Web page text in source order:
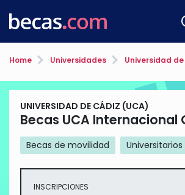
Home Universidades Universidad
UNIVERSIDAD DE CÁDIZ (UCA)
Becas UCA Internacional
Becas de movilidad Universitarios
INSCRIPCIONES